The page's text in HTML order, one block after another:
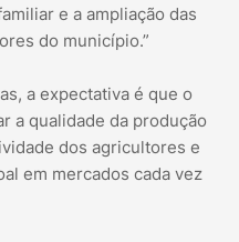
e a ampliação das
do município.”
a expectativa é que o
a qualidade da produção
dos agricultores e
em mercados cada vez